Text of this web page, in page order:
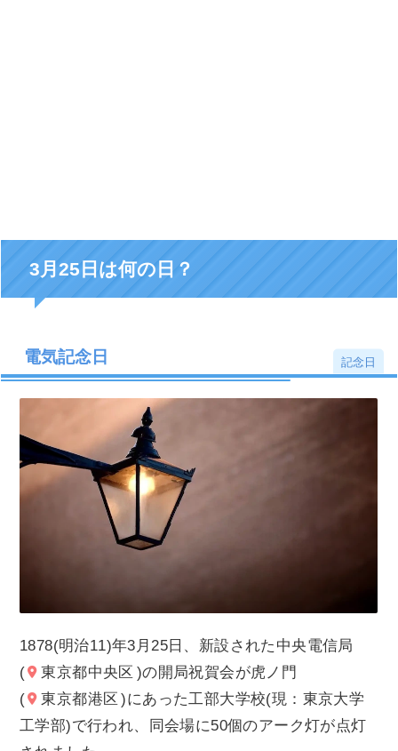
3月25日は何の日？
電気記念日 記念日
1878(明治11)年3月25日、新設された中央電信局
(
東京都中央区 )の開局祝賀会が虎ノ門
(
東京都港区 )にあった工部大学校(現：東京大学
工学部)で行われ、同会場に50個のアーク灯が点灯